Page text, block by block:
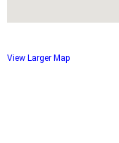
View Larger Map